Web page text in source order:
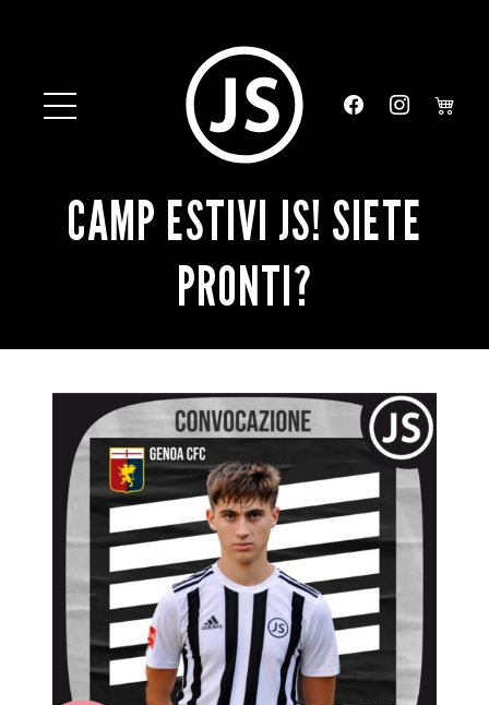
CAMP ESTIVI JS! SIETE
PRONTI?